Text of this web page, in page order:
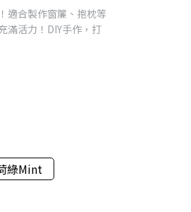
適合製作窗簾、抱枕等
滿活力！DIY手作，打
綠Mint